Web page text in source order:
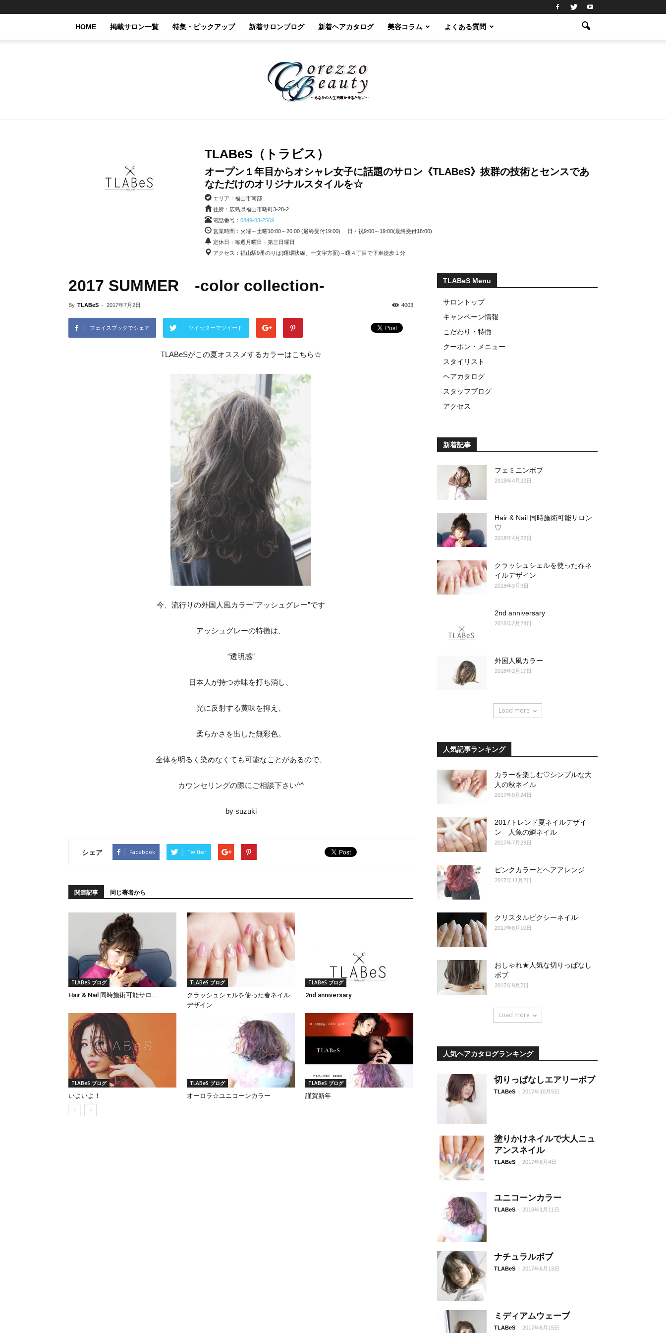
HOME 掲載サロン一覧 特集・ピックアップ 新着サロンブログ 新着ヘアカタログ 美容コラム よくある質問
TLABeS（トラビス）
オープン１年目からオシャレ女子に話題のサロン《TLABeS》抜群の技術とセンスであ
なただけのオリジナルスタイルを☆
エリア：福山市南部
住所：広島県福山市曙町3-28-2
電話番号： 0849-83-2569
営業時間：火曜～土曜10:00～20:00 (最終受付19:00) 日・祝9:00～19:00(最終受付18:00)
定休日：毎週月曜日・第三日曜日
アクセス：福山駅9番のりば(曙環状線、一文字方面)～曙４丁目で下車徒歩１分
2017 SUMMER -color collection-
By TLABeS - 2017年7月2日 4003
フェイスブックでシェア ツイッターでツイート
TLABeSがこの夏オススメするカラーはこちら☆
今、流行りの外国人風カラー”アッシュグレー”です
アッシュグレーの特徴は、
”透明感”
日本人が持つ赤味を打ち消し、
光に反射する黄味を抑え、
柔らかさを出した無彩色。
全体を明るく染めなくても可能なことがあるので、
カウンセリングの際にご相談下さい^^
by suzuki
シェア Facebook Twitter
関連記事 同じ著者から
TLABeS ブログ
Hair & Nail 同時施術可能サロ...
TLABeS ブログ
クラッシュシェルを使った春ネイル
デザイン
TLABeS ブログ
2nd anniversary
TLABeS ブログ
いよいよ！
TLABeS ブログ
オーロラ☆ユニコーンカラー
TLABeS ブログ
謹賀新年
TLABeS Menu
サロントップ
キャンペーン情報
こだわり・特徴
クーポン・メニュー
スタイリスト
ヘアカタログ
スタッフブログ
アクセス
新着記事
フェミニンボブ
2018年4月22日
Hair & Nail 同時施術可能サロン
♡
2018年4月22日
クラッシュシェルを使った春ネ
イルデザイン
2018年3月9日
2nd anniversary
2018年2月24日
外国人風カラー
2018年2月17日
Load more
人気記事ランキング
カラーを楽しむ♡シンプルな大
人の秋ネイル
2017年9月24日
2017トレンド夏ネイルデザイ
ン 人魚の鱗ネイル
2017年7月29日
ピンクカラーとヘアアレンジ
2017年11月2日
クリスタルピクシーネイル
2017年8月10日
おしゃれ★人気な切りっぱなし
ボブ
2017年9月7日
Load more
人気ヘアカタログランキング
切りっぱなしエアリーボブ
TLABeS - 2017年10月5日
塗りかけネイルで大人ニュ
アンスネイル
TLABeS - 2017年8月4日
ユニコーンカラー
TLABeS - 2018年1月11日
ナチュラルボブ
TLABeS - 2017年6月13日
ミディアムウェーブ
TLABeS - 2017年6月15日